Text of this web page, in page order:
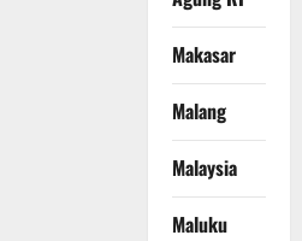
Makasar
Malang
Malaysia
Maluku